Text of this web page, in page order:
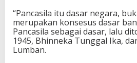
“Pancasila itu dasar negara,
merupakan konsesus dasar
Pancasila sebagai dasar, lalu
1945, Bhinneka Tunggal Ika,
Lumban.